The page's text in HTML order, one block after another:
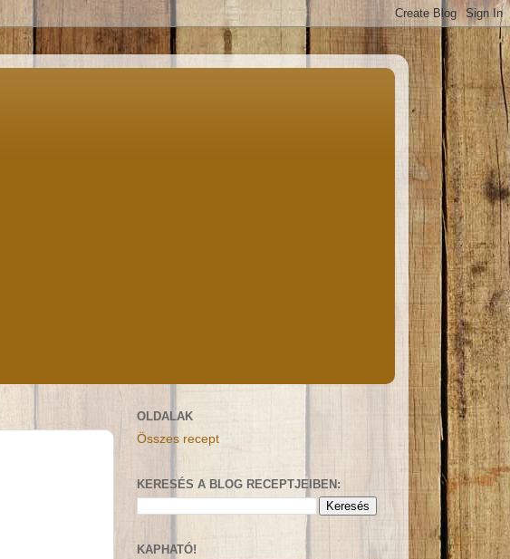
OLDALAK
Összes recept
KERESÉS A BLOG RECEPTJEIBEN:
KAPHATÓ!